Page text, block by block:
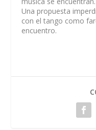
Una propuesta
con el tango como
encuentro.